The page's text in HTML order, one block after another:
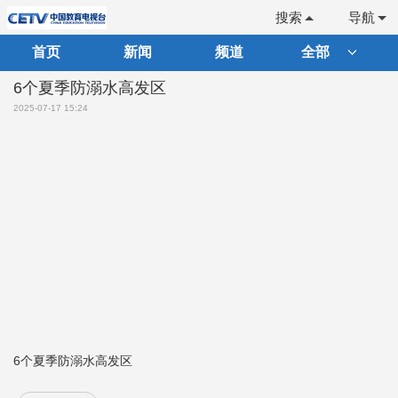
导航
搜索
首页 新闻 频道 全部
6个夏季防溺水高发区
2025-07-17 15:24
6个夏季防溺水高发区